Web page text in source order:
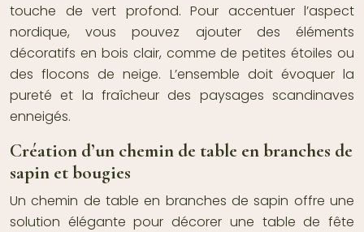
touche de vert profond. Pour accentuer l’aspect
nordique, vous pouvez ajouter des éléments
décoratifs en bois clair, comme de petites étoiles ou
des flocons de neige. L’ensemble doit évoquer la
pureté et la fraîcheur des paysages scandinaves
enneigés.
Création d’un chemin de table en branches de
sapin et bougies
Un chemin de table en branches de sapin offre une
solution élégante pour décorer une table de fête